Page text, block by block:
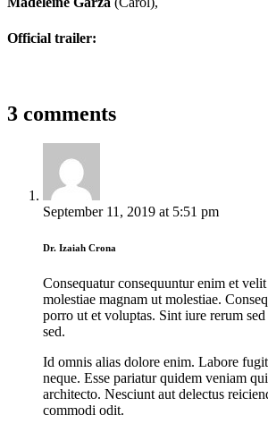
Official trailer:
3 comments
September 11, 2019 at 5:51 pm
Dr. Izaiah Crona
Consequatur consequuntur enim et
molestiae magnam ut molestiae.
porro ut et voluptas. Sint iure rerum
sed.
Id omnis alias dolore enim. Labore
neque. Esse pariatur quidem veniam
architecto. Nesciunt aut delectus
commodi odit.